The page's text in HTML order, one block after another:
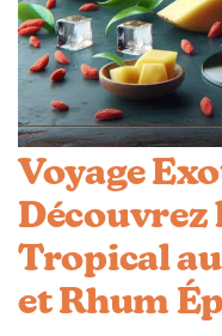
Voyage
Découvrez
Tropical
et Rhum